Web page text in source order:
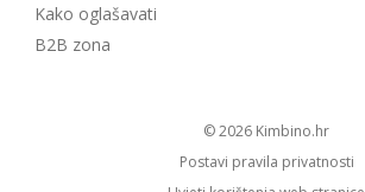
Kako oglašavati
B2B zona
© 2026
kimbino.hr
Postavi pravila privatnosti